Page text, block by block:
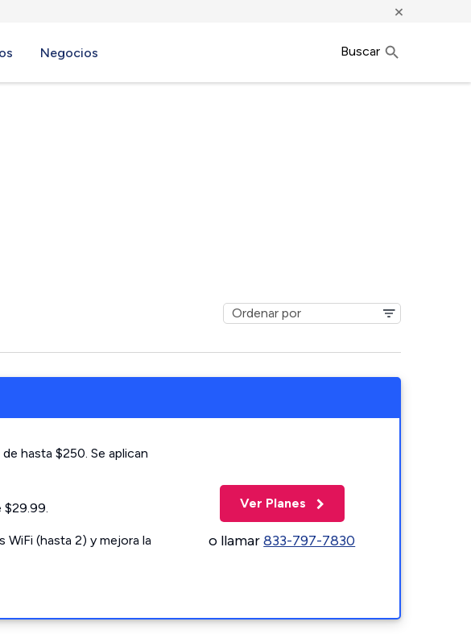
×
Negocios Buscar
hasta $250. Se aplican
$29.99.
WiFi (hasta 2) y mejora la
Ver Planes
o llamar833-797-7830